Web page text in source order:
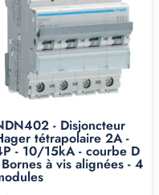
- Disjoncteur
tétrapolaire 2A -
- 10/15kA - courbe D
à vis alignées - 4